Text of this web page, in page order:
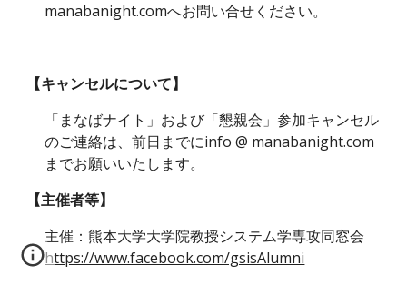
manabanight.comへお問い合せください。
【キャンセルについて】
「まなばナイト」および「懇親会」参加キャンセル
のご連絡は、前日までにinfo @ manabanight.com
までお願いいたします。
【主催者等】
主催：熊本大学大学院教授システム学専攻同窓会
https://www.facebook.com/gsisAlumni